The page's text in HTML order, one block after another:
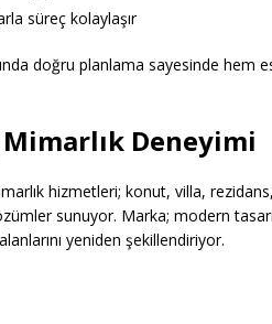
süreç kolaylaşır
doğru planlama sayesinde hem
Deneyimi
hizmetleri; konut, villa,
sunuyor. Marka; modern
yeniden şekillendiriyor.